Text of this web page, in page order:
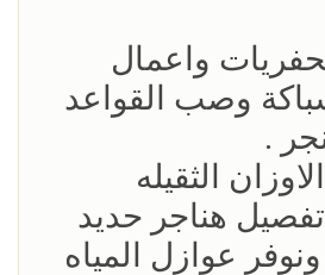
واعمال
وصب القواعد
.
الثقيله
هناجر حديد
عوازل المياه